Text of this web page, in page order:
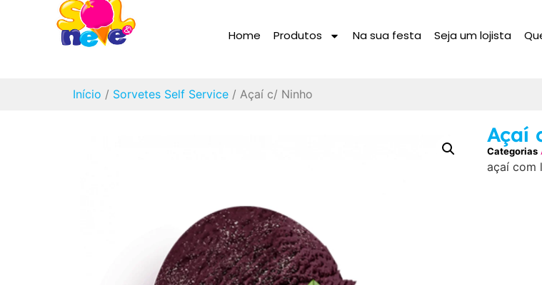
Home Produtos Na sua festa Seja um lojista
Início / Sorvetes Self Service / Açaí c/ Ninho
Açaí
Categorias
açaí com